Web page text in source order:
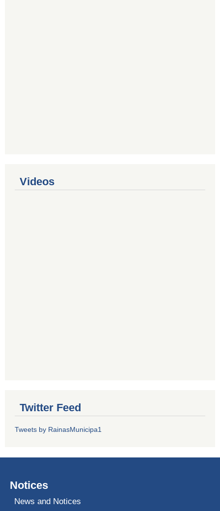
Videos
Twitter Feed
Tweets by RainasMunicipa1
Notices
News and Notices